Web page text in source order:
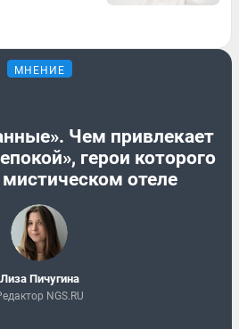
МНЕНИЕ
Чем привлекает
герои которого
отеле
Лиза Пичугина
NGS.RU